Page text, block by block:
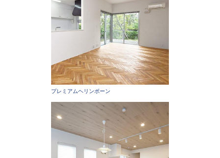
プレミアムヘリンボーン